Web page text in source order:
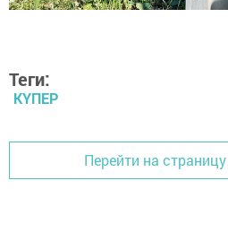
Теги:
КҮПЕР
Перейти на